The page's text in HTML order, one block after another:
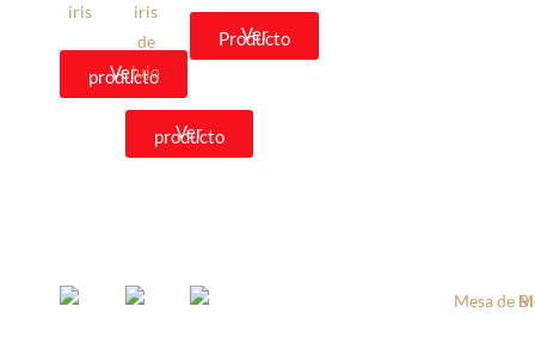
iris
Ver
producto
iris
de
lujo
Ver
producto
Ver
Producto